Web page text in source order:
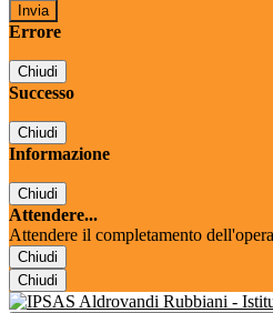
Errore
Chiudi
Successo
Chiudi
Informazione
Chiudi
Attendere...
Attendere il completamento
Chiudi
Chiudi